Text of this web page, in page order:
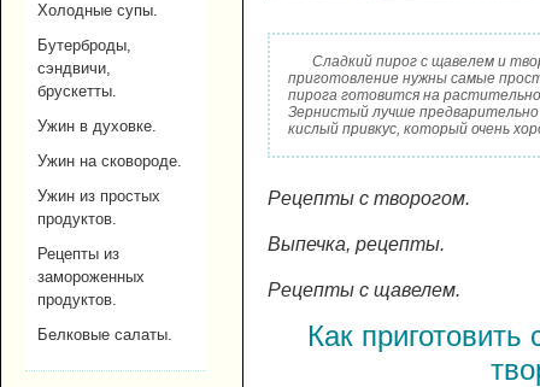
Холодные супы.
Бутерброды,
сэндвичи,
брускетты.
Ужин в духовке.
Ужин на сковороде.
Ужин из простых
продуктов.
Рецепты из
замороженных
продуктов.
Белковые салаты.
Сладкий пирог с щавелем и
приготовление нужны самые
пирога готовится на
Зернистый лучше
кислый привкус, который очень
Рецепты с творогом.
Выпечка, рецепты.
Рецепты с щавелем.
Как